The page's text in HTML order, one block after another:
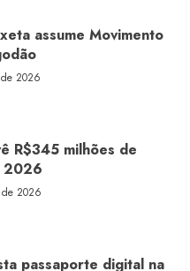
R$345 milhões de
2026
passaporte digital na
2026
lança franquia com